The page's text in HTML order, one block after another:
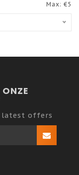
Max: €5
latest offers